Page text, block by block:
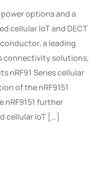
options and a
cellular IoT and DECT
a leading
connectivity solutions,
nRF91 Series cellular
of the nRF9151
nRF9151 further
cellular IoT […]